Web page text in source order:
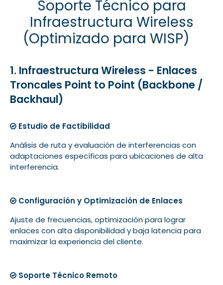
Soporte Técnico para
Infraestructura Wireless
(Optimizado para WISP)
1. Infraestructura Wireless - Enlaces
Troncales Point to Point (Backbone /
Backhaul)
Estudio de Factibilidad
Análisis de ruta y evaluación de interferencias con
adaptaciones específicas para ubicaciones de alta
interferencia.
Configuración y Optimización de Enlaces
Ajuste de frecuencias, optimización para lograr
enlaces con alta disponibilidad y baja latencia para
maximizar la experiencia del cliente.
Soporte Técnico Remoto